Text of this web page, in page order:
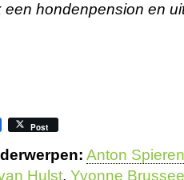
een hondenpension en
Post
Anton
Hulst, Yvonne Brussee